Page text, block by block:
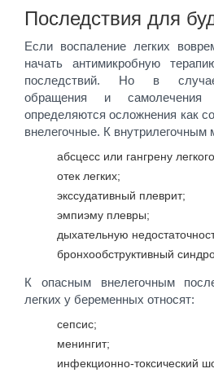
Последствия для
Если воспаление легких
начать антимикробную
последствий. Но в случае
обращения и
определяются осложнения как
внелегочные. К внутрилегочным
абсцесс или гангрену
отек легких;
экссудативный плеврит;
эмпиэму плевры;
дыхательную
бронхообструктивный
К опасным внелегочным
легких у беременных относят:
сепсис;
менингит;
инфекционно-токсический